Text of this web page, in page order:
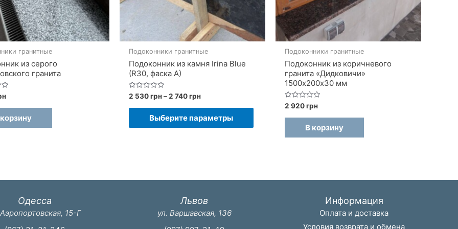
гранитные
из серого
гранита
Подоконники гранитные
Подоконник из камня Irina Blue
(R30, фаска A)
Оценка
0
из
2 530грн–2 740грнДиапазон
530 грн
–
Выберите параметры
Этот
Опции
Подоконники гранитные
Подоконник из коричневого
гранита «Дидковичи»
1500х200х30 мм
Оценка
0
из
2 920грн
В корзину
Одесса
15-Г
Львов
ул. Варшавская, 136
Информация
Оплата и доставка
Условия возврата и обмена